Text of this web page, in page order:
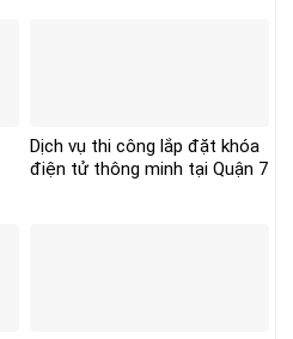
Dịch vụ thi công lắp đặt khóa
điện tử thông minh tại Quận 7